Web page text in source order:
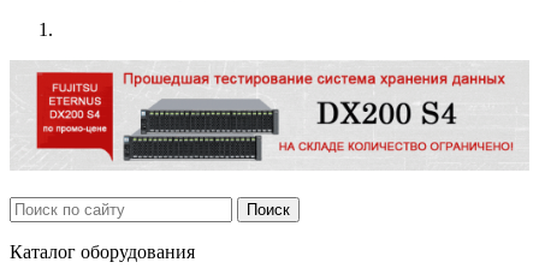
Каталог оборудования